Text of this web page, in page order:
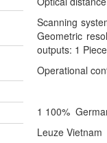
Scanning
Geometric
outputs: 1
Operational
1 100%
Leuze